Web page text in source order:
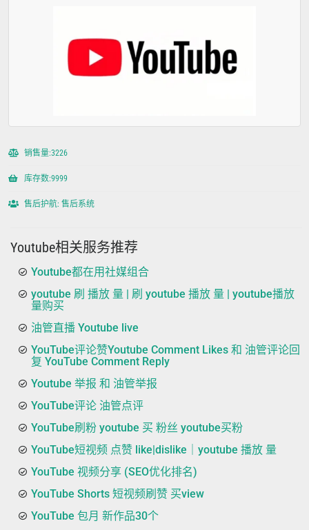
销售量:3226
库存数:9999
售后护航: 售后系统
Youtube相关服务推荐
Youtube都在用社媒组合
youtube 刷 播放 量 | 刷 youtube 播放 量 | youtube播放
量购买
油管直播 Youtube live
YouTube评论赞Youtube Comment Likes 和 油管评论回
复 YouTube Comment Reply
Youtube 举报 和 油管举报
YouTube评论 油管点评
YouTube刷粉 youtube 买 粉丝 youtube买粉
YouTube短视频 点赞 like|dislike｜youtube 播放 量
YouTube 视频分享 (SEO优化排名)
YouTube Shorts 短视频刷赞 买view
YouTube 包月 新作品30个